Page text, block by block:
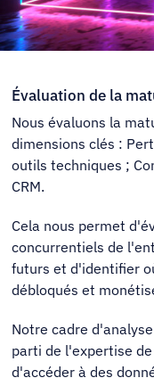
Évaluation de la
Nous évaluons la
dimensions clés :
outils techniques ;
CRM.
Cela nous permet
concurrentiels de
futurs et d'identifier
débloqués et
Notre cadre
parti de l'expertise
d'accéder à des